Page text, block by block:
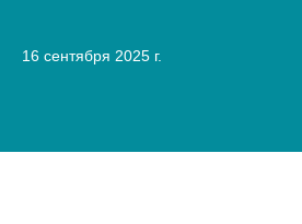
16 сентября 2025 г.